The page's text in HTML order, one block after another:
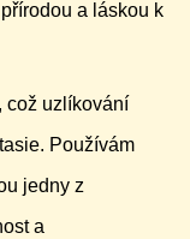
a láskou k
což uzlíkování
Používám
jedny z
a